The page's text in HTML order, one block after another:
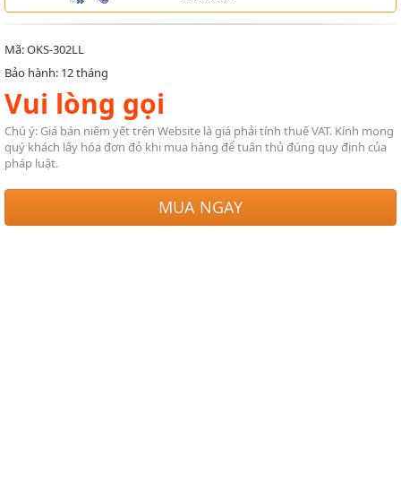
Mã: OKS-302LL
Bảo hành: 12 tháng
Vui lòng gọi
Chú ý: Giá bán niêm yết trên Website là giá phải tính thuế VAT. Kính mong
quý khách lấy hóa đơn đỏ khi mua hàng để tuân thủ đúng quy định của
pháp luật.
MUA NGAY